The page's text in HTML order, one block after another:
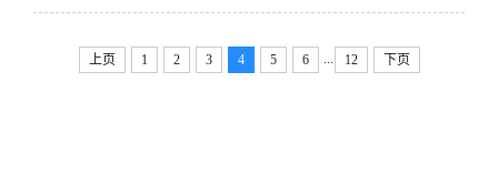
上页 1 2 3 4 5 6 12 下页